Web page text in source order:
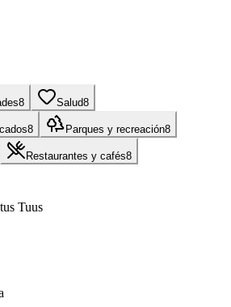
8 Salud8
8 Parques y recreación8
Restaurantes y cafés8
Tuus